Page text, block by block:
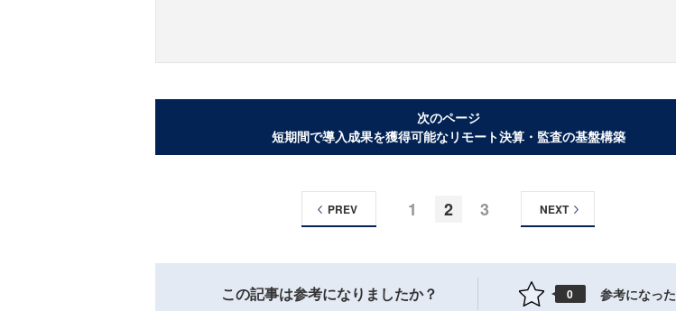
次のページ
短期間で導入成果を獲得可能なリモート決算・監査の基盤構築
1 2 3
PREV NEXT
この記事は参考になりましたか？ 0 参考になった